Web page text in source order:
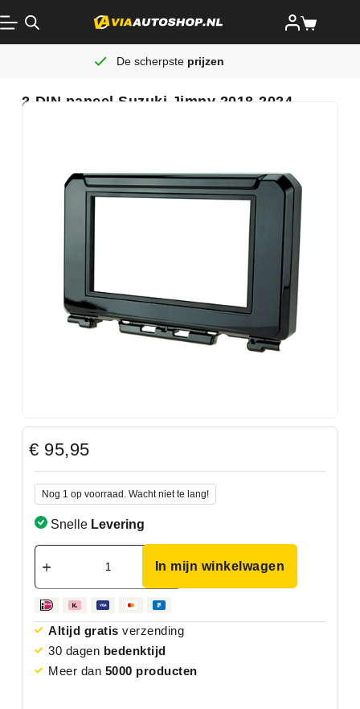
De scherpste prijzen
2-DIN paneel Suzuki Jimny 2018-2024
€ 95,95
Nog 1 op voorraad. Wacht niet te lang!
Snelle Levering
In mijn winkelwagen
Altijd gratis verzending
30 dagen bedenktijd
Meer dan 5000 producten